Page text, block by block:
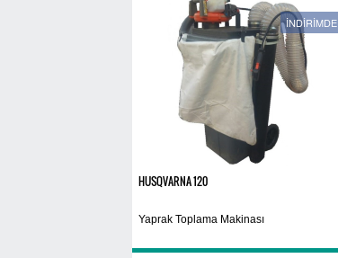
İNDİRİMDE
HUSQVARNA 120
Yaprak Toplama Makinası